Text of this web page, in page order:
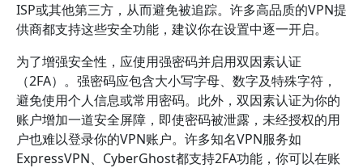
ISP或其他第三方，从而避免被追踪。许多高品质的VPN提
供商都支持这些安全功能，建议你在设置中逐一开启。
为了增强安全性，应使用强密码并启用双因素认证
（2FA）。强密码应包含大小写字母、数字及特殊字符，
避免使用个人信息或常用密码。此外，双因素认证为你的
账户增加一道安全屏障，即使密码被泄露，未经授权的用
户也难以登录你的VPN账户。许多知名VPN服务如
ExpressVPN、CyberGhost都支持2FA功能，你可以在账